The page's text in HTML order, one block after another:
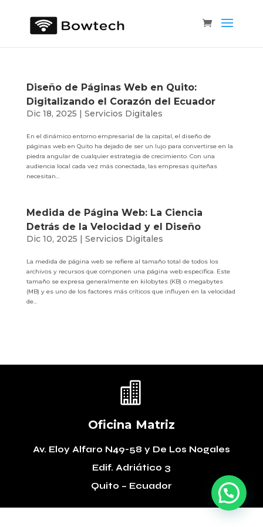
Diseño de Páginas Web en Quito:
Digitalizando el Corazón del Ecuador
Dic 18, 2025 | Servicios Digitales
En el dinámico entorno empresarial de la capital, el diseño de
páginas web en Quito ha dejado de ser un lujo para convertirse en la
piedra angular de cualquier estrategia de crecimiento. Con una
audiencia local cada vez más conectada, las empresas quiteñas
necesitan...
Medida de Página Web: La Ciencia
Detrás de la Velocidad y el Diseño
Dic 10, 2025 | Servicios Digitales
La medida de página web se refiere al tamaño total de todos los
archivos y recursos que componen una página web específica. Este
tamaño se expresa generalmente en kilobytes (KB) o megabytes
(MB) y es uno de los factores más críticos que influyen en la velocidad
de...

Oficina Matriz
Av. Eloy Alfaro N49-58 y De Los Nogales
Edif. Adriático 3
Quito – Ecuador